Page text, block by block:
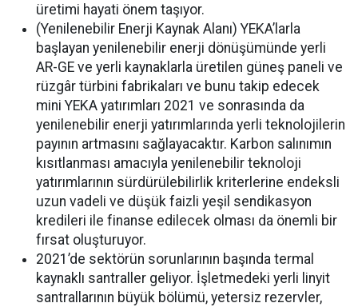
üretimi hayati önem taşıyor.
(Yenilenebilir Enerji Kaynak Alanı) YEKA’larla
başlayan yenilenebilir enerji dönüşümünde yerli
AR-GE ve yerli kaynaklarla üretilen güneş paneli ve
rüzgâr türbini fabrikaları ve bunu takip edecek
mini YEKA yatırımları 2021 ve sonrasında da
yenilenebilir enerji yatırımlarında yerli teknolojilerin
payının artmasını sağlayacaktır. Karbon salınımın
kısıtlanması amacıyla yenilenebilir teknoloji
yatırımlarının sürdürülebilirlik kriterlerine endeksli
uzun vadeli ve düşük faizli yeşil sendikasyon
kredileri ile finanse edilecek olması da önemli bir
fırsat oluşturuyor.
2021’de sektörün sorunlarının başında termal
kaynaklı santraller geliyor. İşletmedeki yerli linyit
santrallarının büyük bölümü, yetersiz rezervler,